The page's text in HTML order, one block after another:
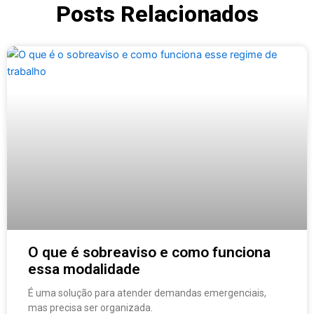
Posts Relacionados
O que é sobreaviso e como funciona
essa modalidade
É uma solução para atender demandas emergenciais,
mas precisa ser organizada.